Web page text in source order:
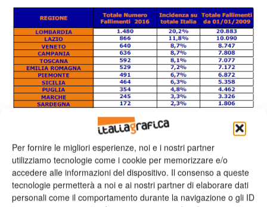
Per fornire le migliori esperienze, noi e i nostri partner
utilizziamo tecnologie come i cookie per memorizzare e/o
accedere alle informazioni del dispositivo. Il consenso a queste
tecnologie permetterà a noi e ai nostri partner di elaborare dati
personali come il comportamento durante la navigazione o gli ID
La distribuzione sul territorio nazionale dei fallimenti è